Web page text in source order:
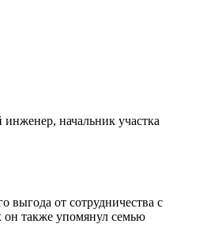
начальник участка
от сотрудничества с
он также упомянул семью